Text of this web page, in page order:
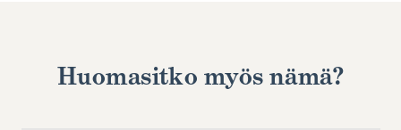
Huomasitko myös nämä?